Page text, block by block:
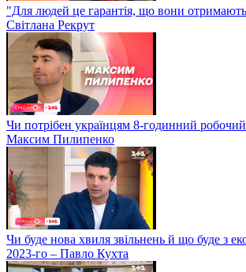
"Для людей це гарантія, що вони
Світлана Рекрут
Чи потрібен українцям 8-годинний
Максим Пилипенко
Чи буде нова хвиля звільнень й що буде з
2023-го – Павло Кухта